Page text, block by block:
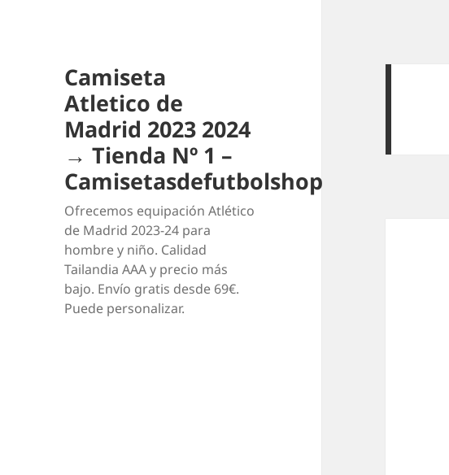
Camiseta
Atletico de
Madrid 2023 2024
→ Tienda Nº 1 –
Camisetasdefutbolshop
Ofrecemos equipación Atlético
de Madrid 2023-24 para
hombre y niño. Calidad
Tailandia AAA y precio más
bajo. Envío gratis desde 69€.
Puede personalizar.